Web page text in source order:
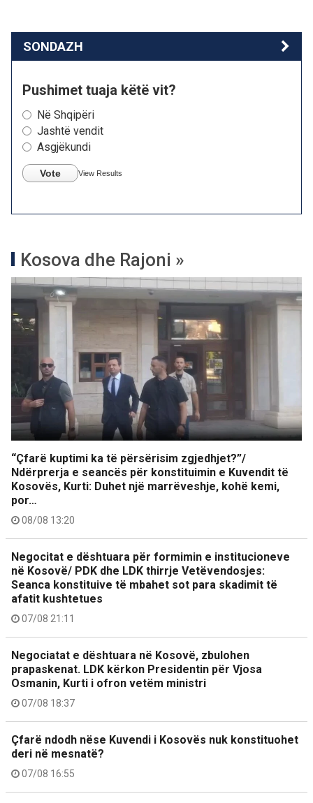
SONDAZH
Pushimet tuaja këtë vit?
Në Shqipëri
Jashtë vendit
Asgjëkundi
Vote View Results
Kosova dhe Rajoni »
“Çfarë kuptimi ka të përsërisim zgjedhjet?”/
Ndërprerja e seancës për konstituimin e Kuvendit të
Kosovës, Kurti: Duhet një marrëveshje, kohë kemi,
por…
08/08 13:20
Negocitat e dështuara për formimin e institucioneve
në Kosovë/ PDK dhe LDK thirrje Vetëvendosjes:
Seanca konstituive të mbahet sot para skadimit të
afatit kushtetues
07/08 21:11
Negociatat e dështuara në Kosovë, zbulohen
prapaskenat. LDK kërkon Presidentin për Vjosa
Osmanin, Kurti i ofron vetëm ministri
07/08 18:37
Çfarë ndodh nëse Kuvendi i Kosovës nuk konstituohet
deri në mesnatë?
07/08 16:55